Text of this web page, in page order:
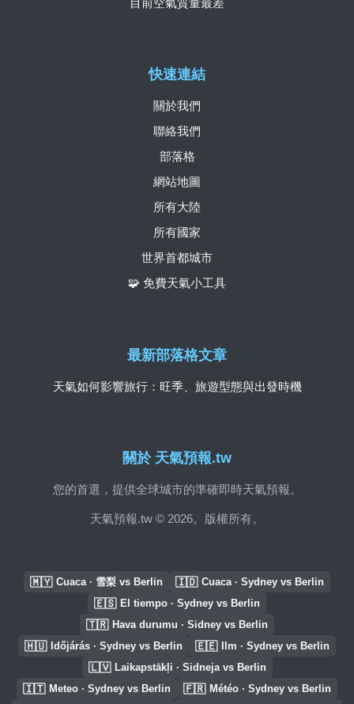
關於 天氣預報.tw
您的首選，提供全球城市的準確即時天氣預報。
天氣預報.tw © 2026。版權所有。
快速連結
關於我們
聯絡我們
部落格
網站地圖
所有大陸
所有國家
世界首都城市
🧩 免費天氣小工具
最新部落格文章
天氣如何影響旅行：旺季、旅遊型態與出發時機
🇲🇾 Cuaca · 雪梨 vs Berlin 🇮🇩 Cuaca · Sydney vs Berlin
🇪🇸 El tiempo · Sydney vs Berlin
🇹🇷 Hava durumu · Sidney vs Berlin
🇭🇺 Időjárás · Sydney vs Berlin 🇪🇪 Ilm · Sydney vs Berlin
🇱🇻 Laikapstākļi · Sidneja vs Berlin
🇮🇹 Meteo · Sydney vs Berlin 🇫🇷 Météo · Sydney vs Berlin